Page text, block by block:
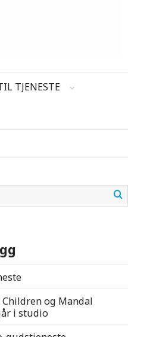
TJENESTE
og Mandal
i studio